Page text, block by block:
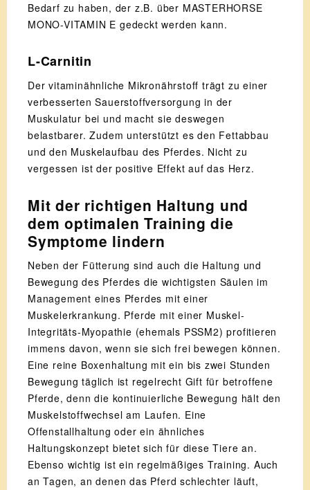
Bedarf zu haben, der z.B. über MASTERHORSE
MONO-VITAMIN E gedeckt werden kann.
L-Carnitin
Der vitaminähnliche Mikronährstoff trägt zu einer
verbesserten Sauerstoffversorgung in der
Muskulatur bei und macht sie deswegen
belastbarer. Zudem unterstützt es den Fettabbau
und den Muskelaufbau des Pferdes. Nicht zu
vergessen ist der positive Effekt auf das Herz.
Mit der richtigen Haltung und
dem optimalen Training die
Symptome lindern
Neben der Fütterung sind auch die Haltung und
Bewegung des Pferdes die wichtigsten Säulen im
Management eines Pferdes mit einer
Muskelerkrankung. Pferde mit einer Muskel-
Integritäts-Myopathie (ehemals PSSM2) profitieren
immens davon, wenn sie sich frei bewegen können.
Eine reine Boxenhaltung mit ein bis zwei Stunden
Bewegung täglich ist regelrecht Gift für betroffene
Pferde, denn die kontinuierliche Bewegung hält den
Muskelstoffwechsel am Laufen. Eine
Offenstallhaltung oder ein ähnliches
Haltungskonzept bietet sich für diese Tiere an.
Ebenso wichtig ist ein regelmäßiges Training. Auch
an Tagen, an denen das Pferd schlechter läuft,